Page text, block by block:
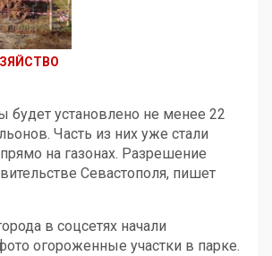
будет установлено не менее 22
Часть из них уже стали
на газонах. Разрешение
Севастополя, пишет
в соцсетях начали
огороженные участки в парке.